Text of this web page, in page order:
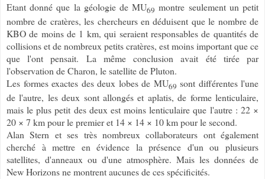
Etant donné que la géologie de MU69 montre seulement un petit
nombre de cratères, les chercheurs en déduisent que le nombre de
KBO de moins de 1 km, qui seraient responsables de quantités de
collisions et de nombreux petits cratères, est moins important que ce
que l'ont pensait. La même conclusion avait été tirée par
l'observation de Charon, le satellite de Pluton.
Les formes exactes des deux lobes de MU69 sont différentes l'une
de l'autre, les deux sont allongés et aplatis, de forme lenticulaire,
mais le plus petit des deux est moins lenticulaire que l'autre : 22 ×
20 × 7 km pour le premier et 14 × 14 × 10 km pour le second.
Alan Stern et ses très nombreux collaborateurs ont également
cherché à mettre en évidence la présence d'un ou plusieurs
satellites, d'anneaux ou d'une atmosphère. Mais les données de
New Horizons ne montrent aucunes de ces spécificités.